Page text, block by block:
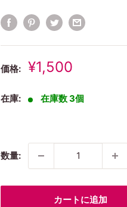
価格:
販
価
¥1,500
在庫: 在庫数 3個
数量:
カートに追加